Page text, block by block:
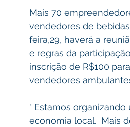
Mais 70
vendedores de
feira,29, haverá a
e regras da
inscrição de R$100
vendedores
" Estamos
economia local.  Mais